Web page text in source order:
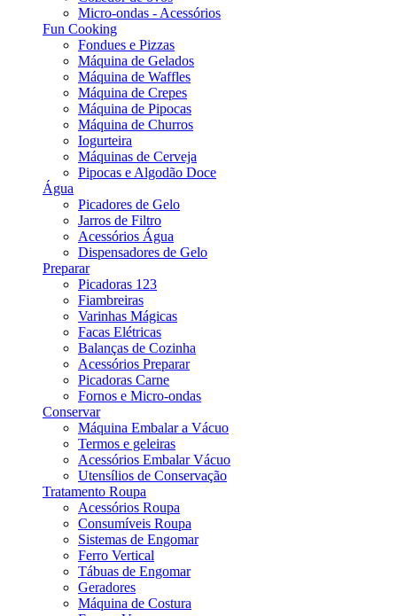
Micro-ondas - Acessórios
Fun Cooking
Fondues e Pizzas
Máquina de Gelados
Máquina de Waffles
Máquina de Crepes
Máquina de Pipocas
Máquina de Churros
Iogurteira
Máquinas de Cerveja
Pipocas e Algodão Doce
Água
Picadores de Gelo
Jarros de Filtro
Acessórios Água
Dispensadores de Gelo
Preparar
Picadoras 123
Fiambreiras
Varinhas Mágicas
Facas Elétricas
Balanças de Cozinha
Acessórios Preparar
Picadoras Carne
Fornos e Micro-ondas
Conservar
Máquina Embalar a Vácuo
Termos e geleiras
Acessórios Embalar Vácuo
Utensílios de Conservação
Tratamento Roupa
Acessórios Roupa
Consumíveis Roupa
Sistemas de Engomar
Ferro Vertical
Tábuas de Engomar
Geradores
Máquina de Costura